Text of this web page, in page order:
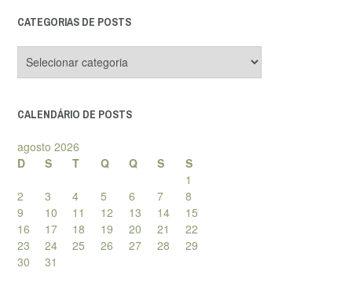
CATEGORIAS DE POSTS
de
CALENDÁRIO DE POSTS
agosto 2026
D
S T Q Q S
S
1
2
3 4 5 6 7
8
9
10 11 12 13 14
15
16
17 18 19 20 21
22
23
24 25 26 27 28
29
30
31